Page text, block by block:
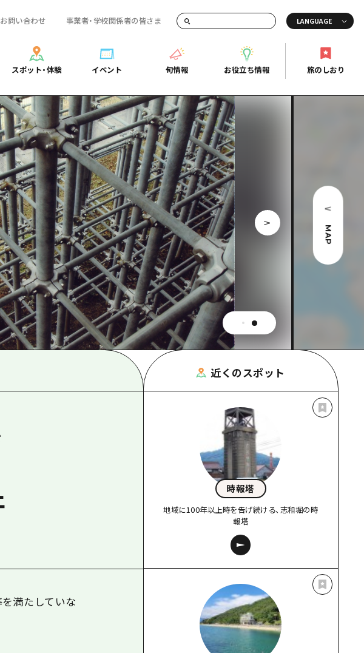
お問い合わせ 事業者・学校関係者の皆さま
化
島市周辺
芸
後
北
島周辺
口県東部
弾丸
日帰り
半日
1泊2日
2泊3日
スポット・体験
体験一覧
広島市周辺
安芸
備後
備北
芸北
宮島周辺
山口県東部
愛媛県
島根県
イベント
旬情報
お役立ち情報
広島おもてなしパス
HIROSHIMA FREE Wi-Fi
観光案内所
広島県を訪れる外国人旅行者向け情報一覧
ボランティアガイド
ユニバーサルツーリズム
ガイドブック
広島県の魅力を動画でご紹介！
よくあるご質問
メディア掲載情報
フォトダウンロード
関連リンク
旅のしおり
半日
泊3日
備後
芸北
宮島周辺
山口県東部
愛媛県
島根県
広島県の魅力を動画でご紹介！
よくあるご質問
フォトダウンロード
関連リンク
MAP
を満たしていな
近くのスポット
時報塔
地域に100年以上時を告げ続ける、志和堀の時
報塔